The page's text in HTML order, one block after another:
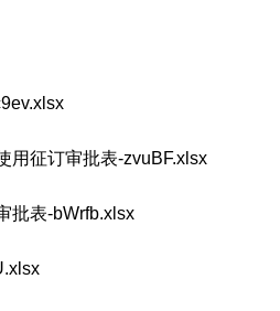
用征订审批表-zvuBF.xlsx
批表-bWrfb.xlsx